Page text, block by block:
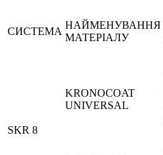
СИСТЕМА
НАЙМЕНУВАННЯ
МАТЕРІАЛУ
SKR 8
KRONOCOAT
UNIVERSAL